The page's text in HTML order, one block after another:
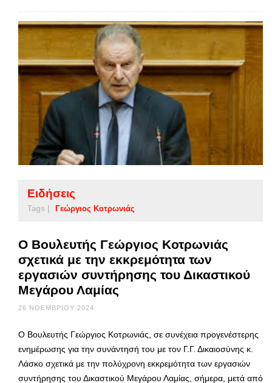
Ειδήσεις
Tags | Γεώργιος Κοτρωνιάς
Ο Βουλευτής Γεώργιος Κοτρωνιάς
σχετικά με την εκκρεμότητα των
εργασιών συντήρησης του Δικαστικού
Μεγάρου Λαμίας
26 ΝΟΕΜΒΡΊΟΥ 2024
Ο Βουλευτής Γεώργιος Κοτρωνιάς, σε συνέχεια προγενέστερης
ενημέρωσης για την συνάντησή του με τον Γ.Γ. Δικαιοσύνης κ.
Λάσκο σχετικά με την πολύχρονη εκκρεμότητα των εργασιών
συντήρησης του Δικαστικού Μεγάρου Λαμίας, σήμερα, μετά από